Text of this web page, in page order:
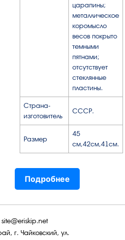
царапины;
металлическое
коромысло
весов покрыто
темными
пятнами;
отсутствует
стеклянные
пластины.
Страна-
изготовитель
СССР.
Размер
45
см,42см,41см.
Подробнее
г. Чайковский, ул.
site@eriskip.net